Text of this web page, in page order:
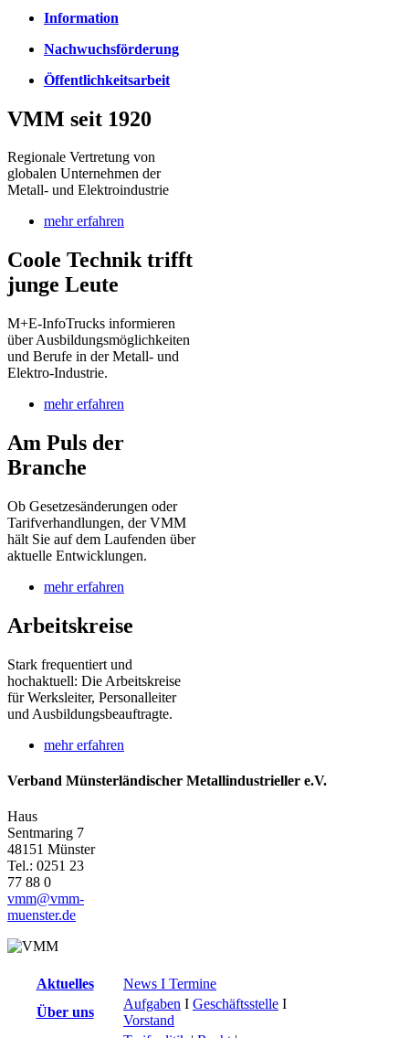
Information
Nachwuchsförderung
Öffentlichkeitsarbeit
VMM seit 1920
Regionale Vertretung von
globalen Unternehmen der
Metall- und Elektroindustrie
mehr erfahren
Coole Technik trifft
junge Leute
M+E-InfoTrucks informieren
über Ausbildungsmöglichkeiten
und Berufe in der Metall- und
Elektro-Industrie.
mehr erfahren
Am Puls der
Branche
Ob Gesetzesänderungen oder
Tarifverhandlungen, der VMM
hält Sie auf dem Laufenden über
aktuelle Entwicklungen.
mehr erfahren
Arbeitskreise
Stark frequentiert und
hochaktuell: Die Arbeitskreise
für Werksleiter, Personalleiter
und Ausbildungsbeauftragte.
mehr erfahren
Verband Münsterländischer Metallindustrieller e.V.
Haus
Sentmaring 7
48151 Münster
Tel.: 0251 23
77 88 0
vmm@vmm-
muenster.de
Aktuelles
News I Termine
Über uns
Aufgaben I Geschäftsstelle I
Vorstand